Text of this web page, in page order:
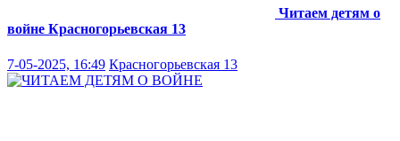
Читаем детям о
войне Красногорьевская 13
7-05-2025, 16:49 Красногорьевская 13